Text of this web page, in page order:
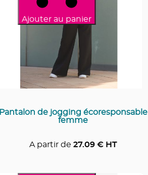
Ajouter au panier
Pantalon de jogging écoresponsable
femme
A partir de 27.09€ HT